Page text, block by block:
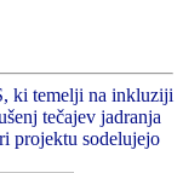
ki temelji na inkluziji
tečajev jadranja
projektu sodelujejo